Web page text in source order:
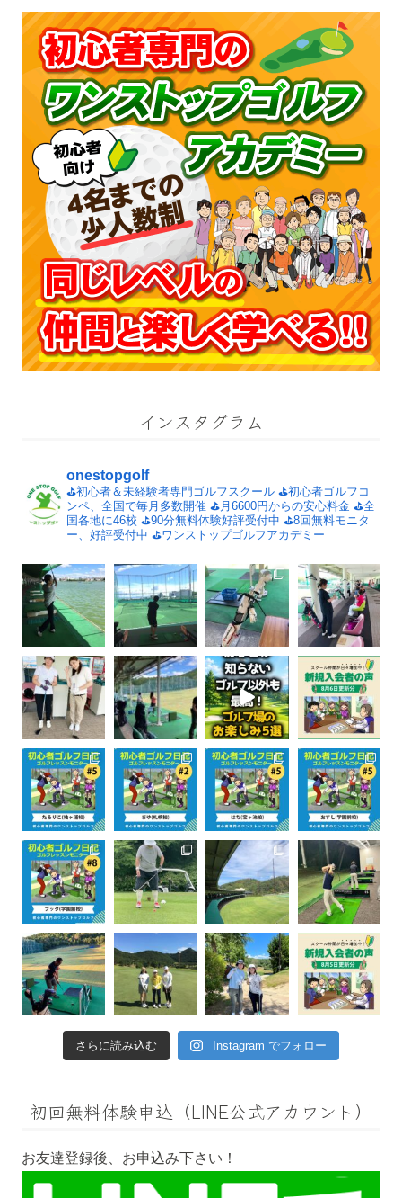
インスタグラム
onestopgolf
⛳️初心者＆未経験者専門ゴルフスクール ⛳️初心者ゴルフコ
ンペ、全国で毎月多数開催 ⛳️月6600円からの安心料金 ⛳️全
国各地に46校 ⛳️90分無料体験好評受付中 ⛳️8回無料モニタ
ー、好評受付中 ⛳️ワンストップゴルフアカデミー
さらに読み込む Instagram でフォロー
初回無料体験申込（LINE公式アカウント）
お友達登録後、お申込み下さい！